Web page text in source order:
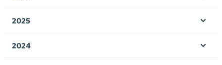
2025
2024